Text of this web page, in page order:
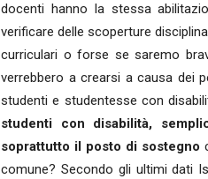
docenti hanno la stessa
verificare delle scoperture
curriculari o forse se saremo
verrebbero a crearsi a causa dei
studenti e studentesse con
studenti con disabilità,
soprattutto il posto di sostegno
comune? Secondo gli ultimi dati